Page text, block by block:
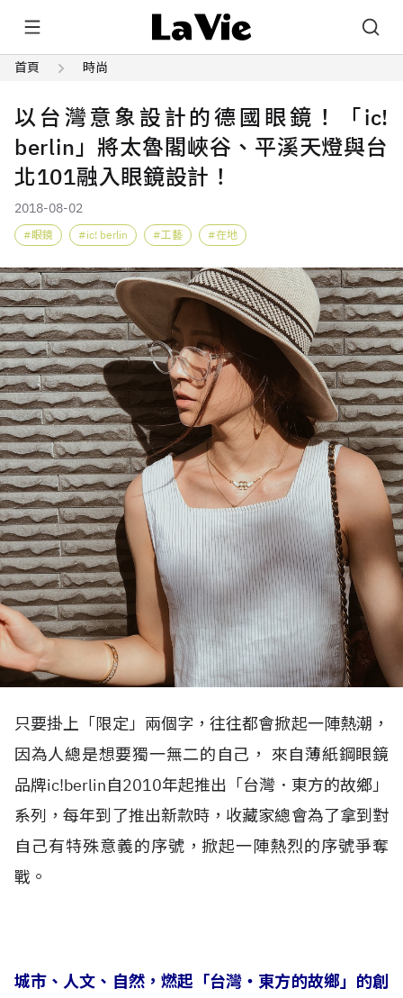
首頁 時尚
以台灣意象設計的德國眼鏡！「ic!
berlin」將太魯閣峽谷、平溪天燈與台
北101融入眼鏡設計！
2018-08-02
眼鏡 ic! berlin 工藝 在地
只要掛上「限定」兩個字，往往都會掀起一陣熱潮，
因為人總是想要獨一無二的自己， 來自薄紙鋼眼鏡
品牌ic!berlin自2010年起推出「台灣．東方的故鄉」
系列，每年到了推出新款時，收藏家總會為了拿到對
自己有特殊意義的序號，掀起一陣熱烈的序號爭奪
戰。
城市、人文、自然，燃起「台灣‧東方的故鄉」的創